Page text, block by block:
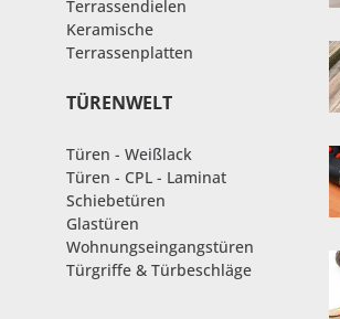
Terrassendielen
Keramische
Terrassenplatten
TÜRENWELT
Türen - Weißlack
Türen - CPL - Laminat
Schiebetüren
Glastüren
Wohnungseingangstüren
Türgriffe & Türbeschläge